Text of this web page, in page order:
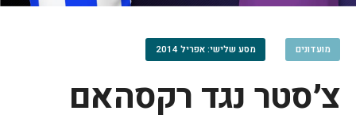
מועדונים מסע שלישי: אפריל 2014
צ׳סטר נגד רקסהאם